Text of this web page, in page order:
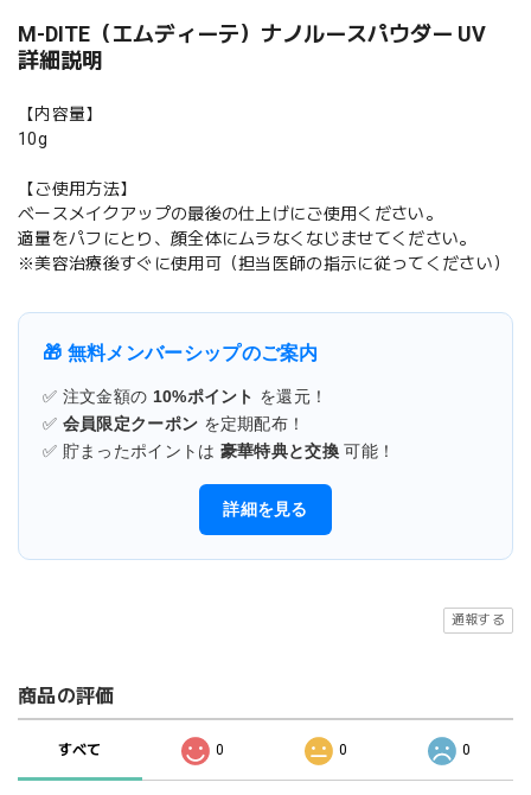
M-DITE（エムディーテ）ナノルースパウダー UV
詳細説明
【内容量】
10g
【ご使用方法】
ベースメイクアップの最後の仕上げにご使用ください。
適量をパフにとり、顔全体にムラなくなじませてください。
※美容治療後すぐに使用可（担当医師の指示に従ってください）
🎁 無料メンバーシップのご案内
✅ 注文金額の 10%ポイント を還元！
✅ 会員限定クーポン を定期配布！
✅ 貯まったポイントは 豪華特典と交換 可能！
詳細を見る
通報する
商品の評価
すべて 0 0 0